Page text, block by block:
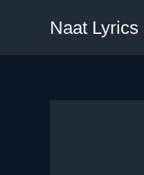
Naat Lyrics